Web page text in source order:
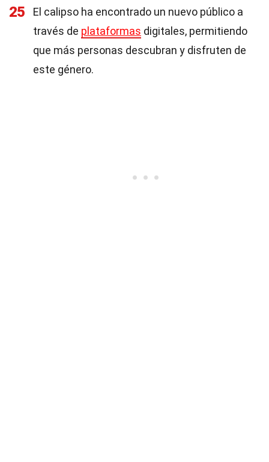
25
El calipso ha encontrado un nuevo público a
través de plataformas digitales, permitiendo
que más personas descubran y disfruten de
este género.